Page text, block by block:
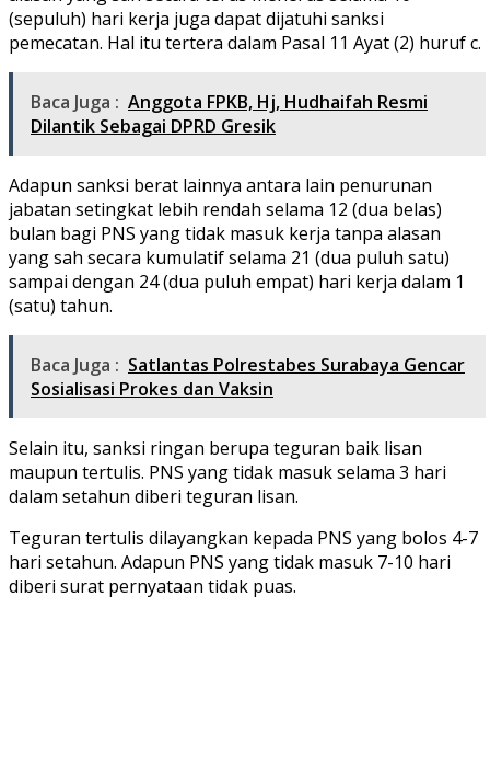
(sepuluh) hari kerja juga dapat dijatuhi sanksi
pemecatan. Hal itu tertera dalam Pasal 11 Ayat (2) huruf c.
Baca Juga : Anggota FPKB, Hj, Hudhaifah Resmi
Dilantik Sebagai DPRD Gresik
Adapun sanksi berat lainnya antara lain penurunan
jabatan setingkat lebih rendah selama 12 (dua belas)
bulan bagi PNS yang tidak masuk kerja tanpa alasan
yang sah secara kumulatif selama 21 (dua puluh satu)
sampai dengan 24 (dua puluh empat) hari kerja dalam 1
(satu) tahun.
Baca Juga : Satlantas Polrestabes Surabaya Gencar
Sosialisasi Prokes dan Vaksin
Selain itu, sanksi ringan berupa teguran baik lisan
maupun tertulis. PNS yang tidak masuk selama 3 hari
dalam setahun diberi teguran lisan.
Teguran tertulis dilayangkan kepada PNS yang bolos 4-7
hari setahun. Adapun PNS yang tidak masuk 7-10 hari
diberi surat pernyataan tidak puas.